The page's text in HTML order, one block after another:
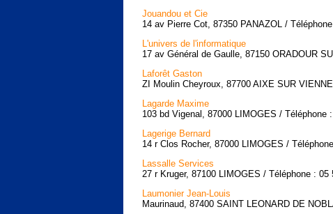
Jouandou et Cie
14 av Pierre Cot, 87350 PANAZOL /
L'univers de l'informatique
17 av Général de Gaulle, 87150 ORADOUR
Laforêt Gaston
ZI Moulin Cheyroux, 87700 AIXE SUR
Lagarde Maxime
103 bd Vigenal, 87000 LIMOGES / Téléphone
Lagerige Bernard
14 r Clos Rocher, 87000 LIMOGES /
Lassalle Services
27 r Kruger, 87100 LIMOGES / Téléphone : 05
Laumonier Jean-Louis
Maurinaud, 87400 SAINT LEONARD DE